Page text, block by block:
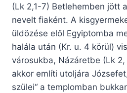
(Lk 2,1-7) Betlehemben jött
nevelt fiaként. A
üldözése elől Egyiptomba
halála után (Kr. u. 4 körül)
városukba, Názáretbe (Lk
akkor említi utoljára
szülei“ a templomban